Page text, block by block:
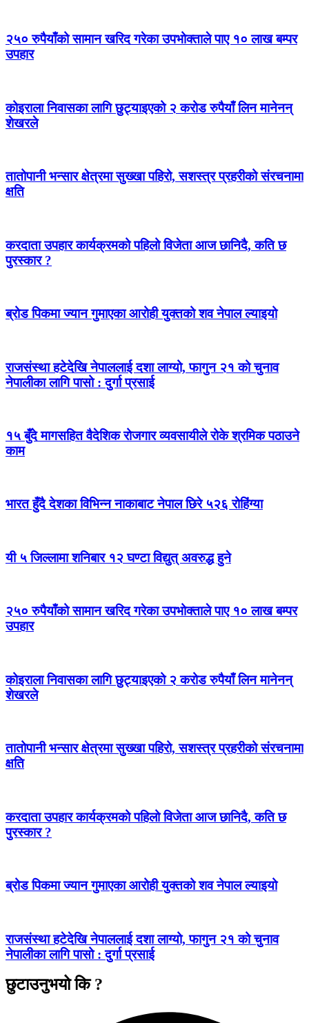
२५० रुपैयाँको सामान खरिद गरेका उपभोक्ताले पाए १० लाख बम्पर
उपहार
कोइराला निवासका लागि छुट्याइएको २ करोड रुपैयाँ लिन मानेनन्
शेखरले
तातोपानी भन्सार क्षेत्रमा सुख्खा पहिरो, सशस्त्र प्रहरीको संरचनामा
क्षति
करदाता उपहार कार्यक्रमको पहिलो विजेता आज छानिदै, कति छ
पुरस्कार ?
ब्रोड पिकमा ज्यान गुमाएका आरोही युक्तको शव नेपाल ल्याइयो
राजसंस्था हटेदेखि नेपाललाई दशा लाग्यो, फागुन २१ को चुनाव
नेपालीका लागि पासो : दुर्गा प्रसाई
१५ बुँदे मागसहित वैदेशिक रोजगार व्यवसायीले रोके श्रमिक पठाउने
काम
भारत हुँदै देशका विभिन्न नाकाबाट नेपाल छिरे ५२६ रोहिंग्या
यी ५ जिल्लामा शनिबार १२ घण्टा विद्युत् अवरुद्ध हुने
२५० रुपैयाँको सामान खरिद गरेका उपभोक्ताले पाए १० लाख बम्पर
उपहार
कोइराला निवासका लागि छुट्याइएको २ करोड रुपैयाँ लिन मानेनन्
शेखरले
तातोपानी भन्सार क्षेत्रमा सुख्खा पहिरो, सशस्त्र प्रहरीको संरचनामा
क्षति
करदाता उपहार कार्यक्रमको पहिलो विजेता आज छानिदै, कति छ
पुरस्कार ?
ब्रोड पिकमा ज्यान गुमाएका आरोही युक्तको शव नेपाल ल्याइयो
राजसंस्था हटेदेखि नेपाललाई दशा लाग्यो, फागुन २१ को चुनाव
नेपालीका लागि पासो : दुर्गा प्रसाई
छुटाउनुभयो कि ?